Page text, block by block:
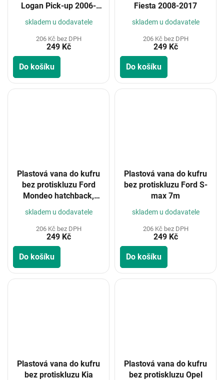
Logan Pick-up 2006-
výprodejový kus)
skladem u dodavatele
206 Kč bez DPH
249 Kč
Do košíku
Fiesta 2008-2017
skladem u dodavatele
206 Kč bez DPH
249 Kč
Do košíku
Plastová vana do kufru
bez protiskluzu Ford
Mondeo hatchback,
2014
skladem u dodavatele
206 Kč bez DPH
249 Kč
Do košíku
Plastová vana do kufru
bez protiskluzu Ford S-
max 7m
skladem u dodavatele
206 Kč bez DPH
249 Kč
Do košíku
Plastová vana do kufru
bez protiskluzu Kia
Plastová vana do kufru
bez protiskluzu Opel